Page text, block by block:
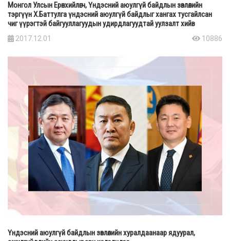
Монгол Улсын Ерөнхийлөгч, Үндэсний аюулгүй байдлын зөвлөлийн
тэргүүн Х.Баттулга үндэсний аюулгүй байдлыг хангах тусгайлсан
чиг үүрэгтэй байгууллагуудын удирдлагуудтай уулзалт хийв
2017.12.01 10886
Үндэсний аюулгүй байдлын зөвлөлийн хуралдаанаар ядуурал,